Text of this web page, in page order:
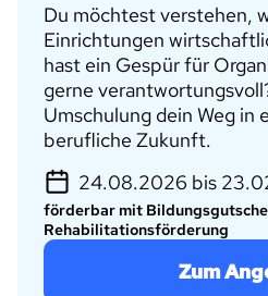
Du möchtest verstehen,
Einrichtungen
hast ein Gespür für
gerne
Umschulung dein Weg in
berufliche Zukunft.
24.08.2026 bis
förderbar mit
Rehabilitationsförderung
Zum